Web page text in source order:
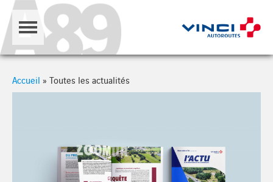
Accueil » Toutes les actualités
Cookies management panel